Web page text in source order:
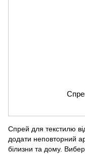
Спрей для текстилю
додати неповторний
білизни та дому.